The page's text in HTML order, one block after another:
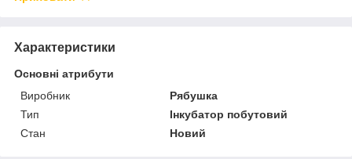
Характеристики
Основні атрибути
Виробник
Рябушка
Тип
Інкубатор побутовий
Стан
Новий